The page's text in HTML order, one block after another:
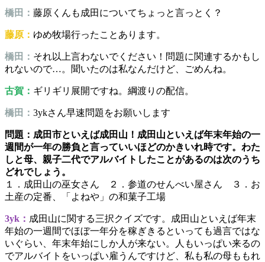
橋田： 藤原くんも成田についてちょっと言っとく？
藤原： ゆめ牧場行ったことあります。
橋田： それ以上言わないでください！問題に関連するかもし
れないので…。聞いたのは私なんだけど、ごめんね。
古賀： ギリギリ展開ですね。綱渡りの配信。
橋田： 3ykさん早速問題をお願いします
問題：成田市といえば成田山！成田山といえば年末年始の一
週間が一年の勝負と言っていいほどのかきいれ時です。わた
しと母、親子二代でアルバイトしたことがあるのは次のうち
どれでしょう。
１．成田山の巫女さん ２．参道のせんべい屋さん ３．お
土産の定番、「よねや」の和菓子工場
3yk： 成田山に関する三択クイズです。成田山といえば年末
年始の一週間でほぼ一年分を稼ぎきるといっても過言ではな
いぐらい、年末年始にしか人が来ない。人もいっぱい来るの
でアルバイトをいっぱい雇うんですけど、私も私の母ももれ